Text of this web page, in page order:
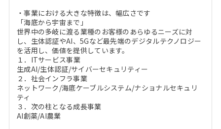
・事業における大きな特徴は、幅広さです
「海底から宇宙まで」
世界中の多岐に渡る業種のお客様のあらゆるニーズに対
し、生体認証やAI、5Gなど最先端のデジタルテクノロジー
を活用し、価値を提供しています。
１．ITサービス事業
生成AI/生体認証/サイバーセキュリティー
２．社会インフラ事業
ネットワーク/海底ケーブルシステム/ナショナルセキュリ
ティ
３．次の柱となる成長事業
AI創薬/AI農業